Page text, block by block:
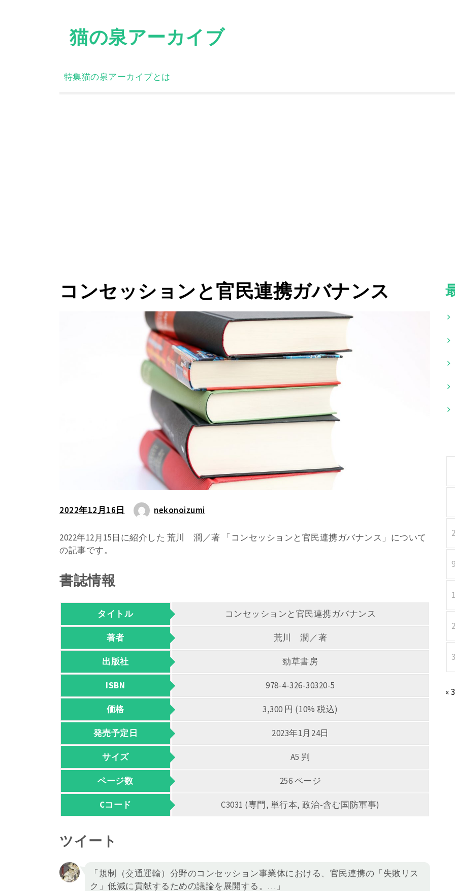
猫の泉アーカイブ
特集猫の泉アーカイブとは
コンセッションと官民連携ガバナンス
2022年12月16日 nekonoizumi
2022年12月15日に紹介した 荒川 潤／著 「コンセッションと官民連携ガバナンス」について
の記事です。
書誌情報
タイトル コンセッションと官民連携ガバナンス
著者 荒川 潤／著
出版社 勁草書房
ISBN 978-4-326-30320-5
価格 3,300 円 (10% 税込)
発売予定日 2023年1月24日
サイズ A5 判
ページ数 256 ページ
Cコード C3031 (専門, 単行本, 政治-含む国防軍事)
ツイート
「規制（交通運輸）分野のコンセッション事業体における、官民連携の「失敗リス
ク」低減に貢献するための議論を展開する。…」
«